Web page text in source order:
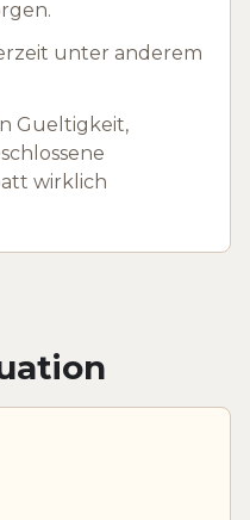
unter anderem
Gueltigkeit,
wirklich